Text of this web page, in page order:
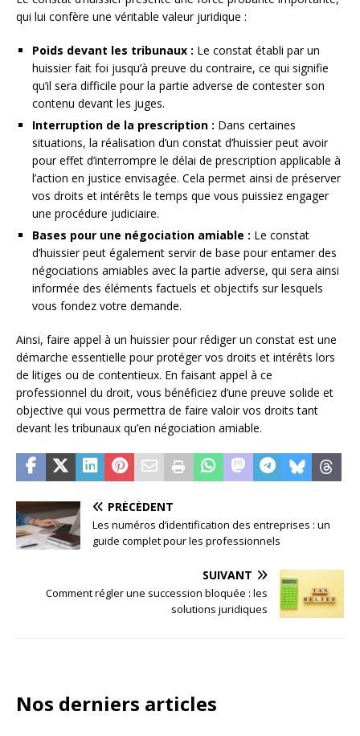
qui lui confère une véritable valeur juridique :
Poids devant les tribunaux : Le constat établi par un
huissier fait foi jusqu’à preuve du contraire, ce qui signifie
qu’il sera difficile pour la partie adverse de contester son
contenu devant les juges.
Interruption de la prescription : Dans certaines
situations, la réalisation d’un constat d’huissier peut avoir
pour effet d’interrompre le délai de prescription applicable à
l’action en justice envisagée. Cela permet ainsi de préserver
vos droits et intérêts le temps que vous puissiez engager
une procédure judiciaire.
Bases pour une négociation amiable : Le constat
d’huissier peut également servir de base pour entamer des
négociations amiables avec la partie adverse, qui sera ainsi
informée des éléments factuels et objectifs sur lesquels
vous fondez votre demande.
Ainsi, faire appel à un huissier pour rédiger un constat est une
démarche essentielle pour protéger vos droits et intérêts lors
de litiges ou de contentieux. En faisant appel à ce
professionnel du droit, vous bénéficiez d’une preuve solide et
objective qui vous permettra de faire valoir vos droits tant
devant les tribunaux qu’en négociation amiable.
PRÉCÉDENT
Les numéros d’identification des entreprises : un
guide complet pour les professionnels
SUIVANT
Comment régler une succession bloquée : les
solutions juridiques
Nos derniers articles